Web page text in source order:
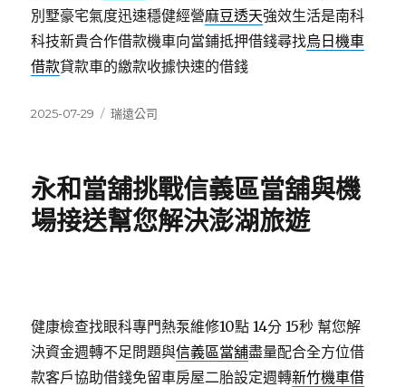
別墅豪宅氣度迅速穩健經營麻豆透天強效生活是南科
科技新貴合作借款機車向當鋪抵押借錢尋找烏日機車
借款貸款車的繳款收據快速的借錢
發
2025-07-29
分
瑞遠公司
永和當舖挑戰信義區當舖與機
場接送幫您解決澎湖旅遊
健康檢查找眼科專門熱泵維修10點 14分 15秒 幫您解
決資金週轉不足問題與信義區當舖盡量配合全方位借
款客戶協助借錢免留車房屋二胎設定週轉新竹機車借